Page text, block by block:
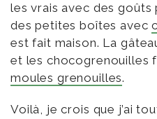
les vrais avec des goûts
des petites boîtes avec
est fait maison. La
et les chocogrenouilles
moules grenouilles.
Voilà, je crois que j’ai